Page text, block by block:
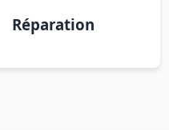
Réparation